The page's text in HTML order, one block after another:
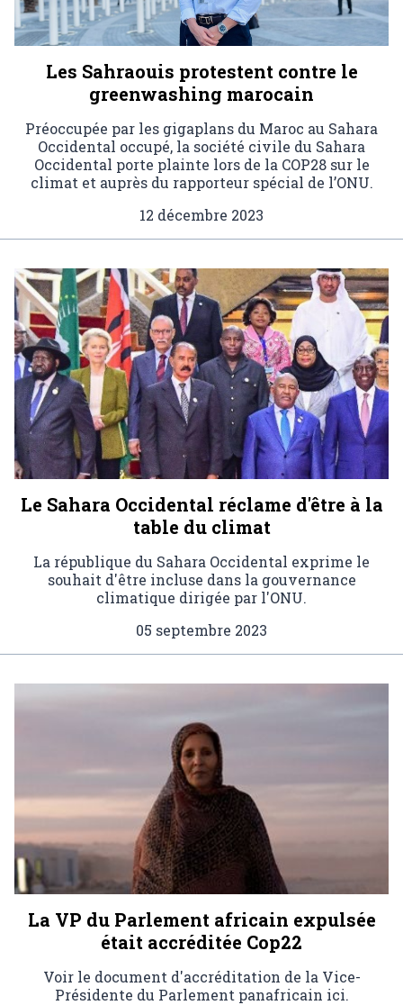
Les Sahraouis protestent contre le
greenwashing marocain
Préoccupée par les gigaplans du Maroc au Sahara
Occidental occupé, la société civile du Sahara
Occidental porte plainte lors de la COP28 sur le
climat et auprès du rapporteur spécial de l’ONU.
12 décembre 2023
Le Sahara Occidental réclame d'être à la
table du climat
La république du Sahara Occidental exprime le
souhait d'être incluse dans la gouvernance
climatique dirigée par l'ONU.
05 septembre 2023
La VP du Parlement africain expulsée
était accréditée Cop22
Voir le document d'accréditation de la Vice-
Présidente du Parlement panafricain ici.